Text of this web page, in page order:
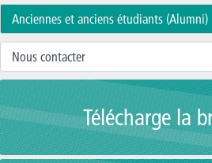
Anciennes et anciens étudiants (Alumni)
Nous contacter
Télécharge la